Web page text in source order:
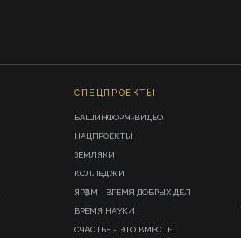
СПЕЦПРОЕКТЫ
БАШИНФОРМ-ВИДЕО
НАЦПРОЕКТЫ
ЗЕМЛЯКИ
КОЛЛЕДЖИ
ЯРҘАМ - ВРЕМЯ ДОБРЫХ ДЕЛ
ВРЕМЯ НАУКИ
СЧАСТЬЕ - ЭТО ВМЕСТЕ